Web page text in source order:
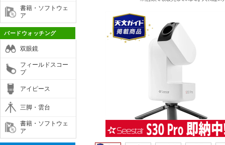
書籍・ソフトウェ
ア
バードウォッチング
双眼鏡
フィールドスコー
プ
アイピース
三脚・雲台
書籍・ソフトウェ
ア